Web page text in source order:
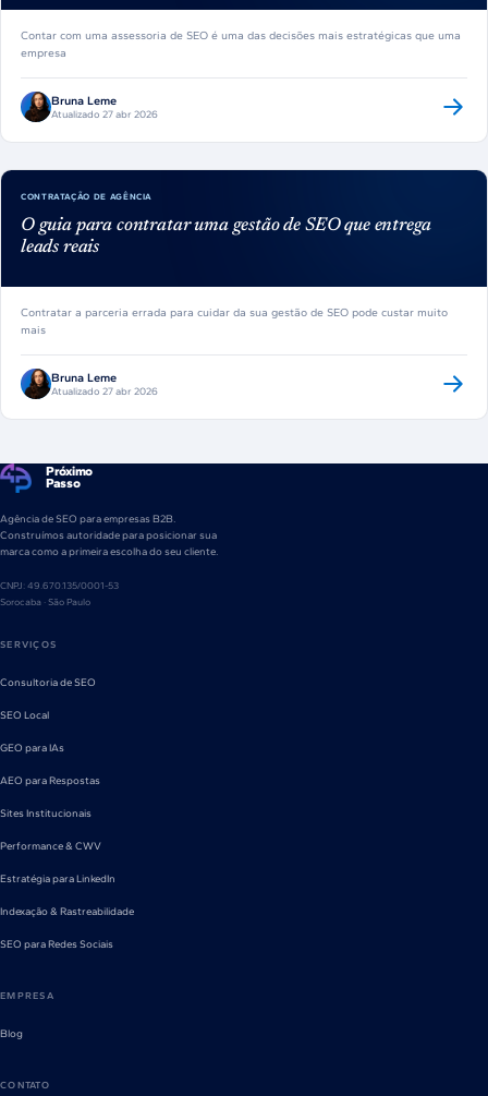
Contar com uma assessoria de SEO é uma das decisões mais estratégicas que uma
empresa
Bruna Leme
Atualizado 27 abr 2026
CONTRATAÇÃO DE AGÊNCIA
O guia para contratar uma gestão de SEO que entrega
leads reais
Contratar a parceria errada para cuidar da sua gestão de SEO pode custar muito
mais
Bruna Leme
Atualizado 27 abr 2026
Próximo
Passo
Agência de SEO para empresas B2B.
Construímos autoridade para posicionar sua
marca como a primeira escolha do seu cliente.
CNPJ: 49.670.135/0001-53
Sorocaba · São Paulo
SERVIÇOS
Consultoria de SEO
SEO Local
GEO para IAs
AEO para Respostas
Sites Institucionais
Performance & CWV
Estratégia para LinkedIn
Indexação & Rastreabilidade
SEO para Redes Sociais
EMPRESA
Blog
CONTATO